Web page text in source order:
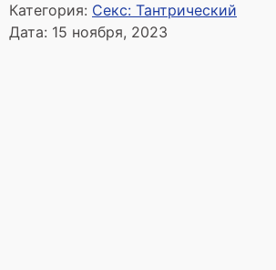
Категория: Секс: Тантрический
Дата: 15 ноября, 2023